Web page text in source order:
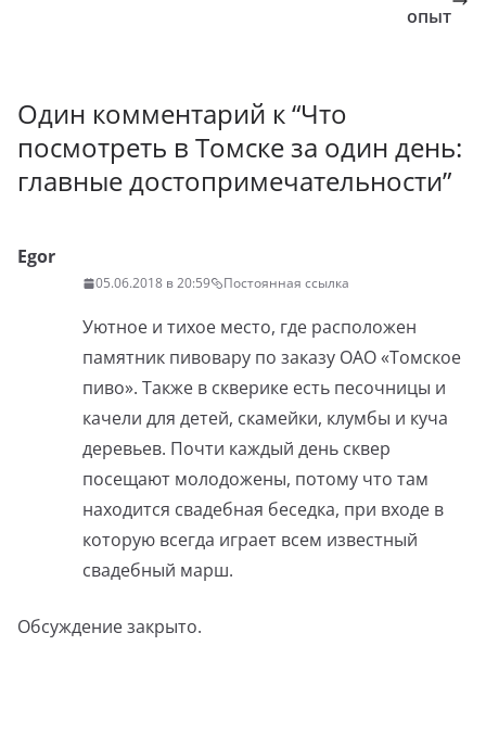
опыт
Один комментарий к “Что
посмотреть в Томске за один день:
главные достопримечательности”
Egor
05.06.2018 в 20:59 Постоянная ссылка
Уютное и тихое место, где расположен
памятник пивовару по заказу ОАО «Томское
пиво». Также в скверике есть песочницы и
качели для детей, скамейки, клумбы и куча
деревьев. Почти каждый день сквер
посещают молодожены, потому что там
находится свадебная беседка, при входе в
которую всегда играет всем известный
свадебный марш.
Обсуждение закрыто.